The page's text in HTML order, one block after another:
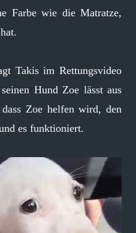
Farbe wie die Matratze,
Takis im Rettungsvideo
Hund Zoe lässt aus
Zoe helfen wird, den
es funktioniert.